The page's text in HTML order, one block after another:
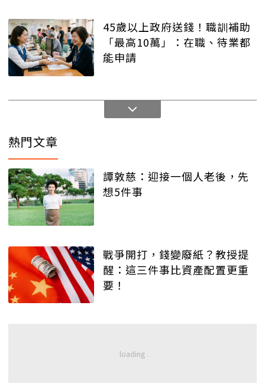
45歲以上政府送錢！職訓補助
「最高10萬」：在職、待業都
能申請
熱門文章
譚敦慈：迎接一個人老後，先
想5件事
戰爭開打，錢變廢紙？教授提
醒：這三件事比資產配置更重
要！